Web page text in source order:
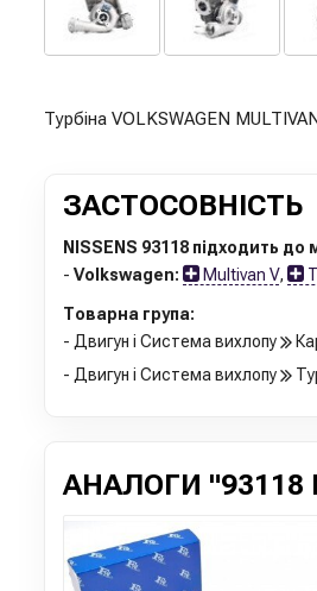
Турбіна VOLKSWAGEN
ЗАСТОСОВНІСТЬ
NISSENS 93118 підходить
- Volkswagen: Multivan V,
Товарна група:
- Двигун і Система вихлопу
- Двигун і Система вихлопу
АНАЛОГИ "93118